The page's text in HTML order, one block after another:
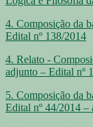
4. Composição da
Edital nº 138/2014
4. Relato -
adjunto – Edital nº
5. Composição da
Edital nº 44/2014 –